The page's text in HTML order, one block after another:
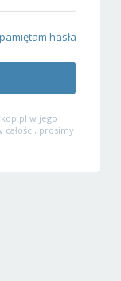
hasła
w jego
prosimy